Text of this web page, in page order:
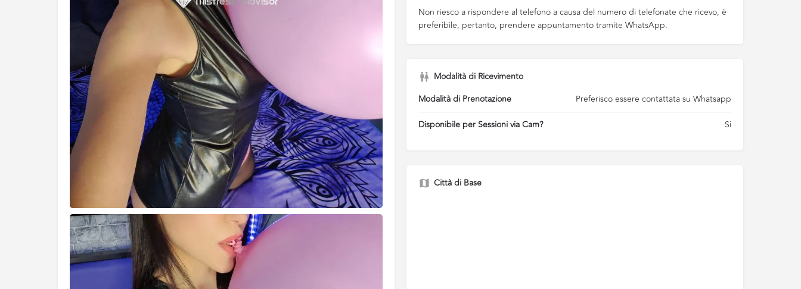
Non riesco a rispondere al telefono a causa del numero di telefonate che ricevo, è
preferibile, pertanto, prendere appuntamento tramite WhatsApp.
Modalità di Ricevimento
Modalità di Prenotazione
Preferisco essere contattata su Whatsapp
Disponibile per Sessioni via Cam? Si
Città di Base